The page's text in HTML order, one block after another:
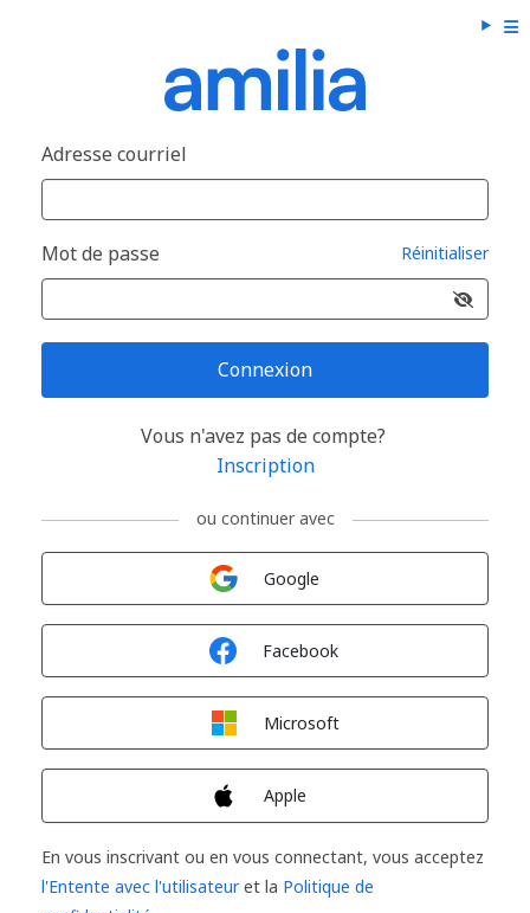
Adresse courriel
Mot de passe Réinitialiser
Connexion
Vous n'avez pas de compte?
Inscription
ou continuer avec
Google
Facebook
Microsoft
Apple
En vous inscrivant ou en vous connectant, vous acceptez
l'Entente avec l'utilisateuret la Politique de